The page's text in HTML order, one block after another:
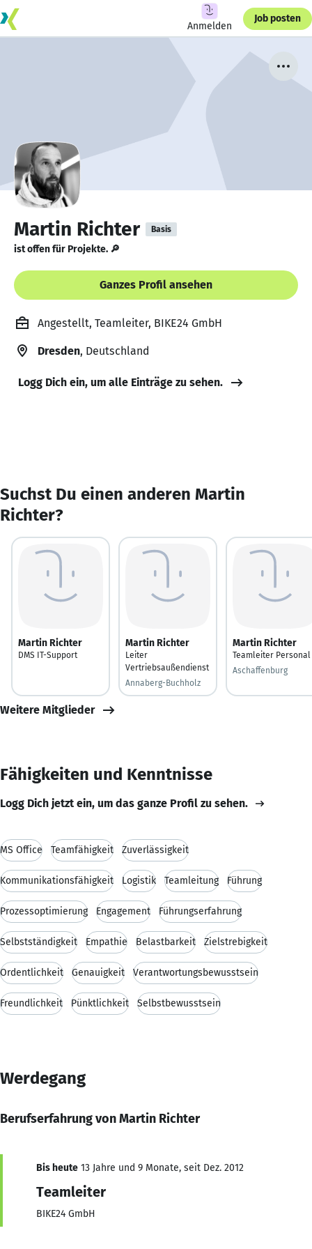
Anmelden
Job posten
Martin Richter Basis
ist offen für Projekte. 🔎
Ganzes Profil ansehen
Angestellt, Teamleiter, BIKE24 GmbH
Dresden, Deutschland
Logg Dich ein, um alle Einträge zu sehen.
Suchst Du einen anderen Martin
Richter?
Martin Richter
DMS IT-Support
Martin Richter
Leiter
Vertriebsaußendienst
Annaberg-Buchholz
Martin Richter
Teamleiter Personal
Aschaffenburg
Weitere Mitglieder
Fähigkeiten und Kenntnisse
Logg Dich jetzt ein, um das ganze Profil zu sehen.
MS Office Teamfähigkeit Zuverlässigkeit
Kommunikationsfähigkeit Logistik Teamleitung Führung
Prozessoptimierung Engagement Führungserfahrung
Selbstständigkeit Empathie Belastbarkeit Zielstrebigkeit
Ordentlichkeit Genauigkeit Verantwortungsbewusstsein
Freundlichkeit Pünktlichkeit Selbstbewusstsein
Werdegang
Berufserfahrung von Martin Richter
Bis heute 13 Jahre und 9 Monate, seit Dez. 2012
Teamleiter
BIKE24 GmbH